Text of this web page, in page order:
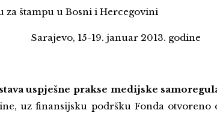
za štampu u Bosni i Hercegovini
Sarajevo, 15-19. januar 2013. godine
uspješne prakse medijske
uz finansijsku podršku Fonda